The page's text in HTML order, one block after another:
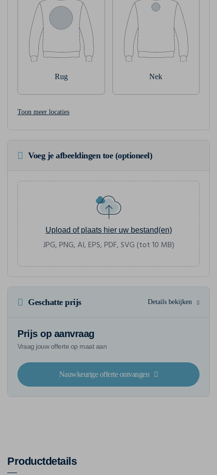
Rug Nek
Toon meer locaties
Voeg je afbeeldingen toe (optioneel)
Upload of plaats hier uw bestand(en)
JPG, PNG, AI, EPS, PDF, SVG (tot 10 MB)
Geschatte prijs Details bekijken
Prijs op aanvraag
Vraag jouw offerte op maat aan
Nauwkeurige offerte ontvangen
Productdetails